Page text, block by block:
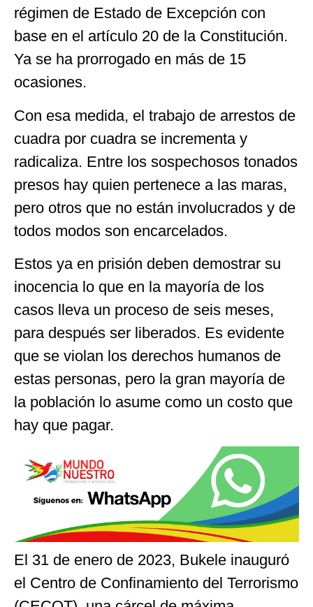
régimen de Estado de Excepción con
base en el artículo 20 de la Constitución.
Ya se ha prorrogado en más de 15
ocasiones.
Con esa medida, el trabajo de arrestos de
cuadra por cuadra se incrementa y
radicaliza. Entre los sospechosos tonados
presos hay quien pertenece a las maras,
pero otros que no están involucrados y de
todos modos son encarcelados.
Estos ya en prisión deben demostrar su
inocencia lo que en la mayoría de los
casos lleva un proceso de seis meses,
para después ser liberados. Es evidente
que se violan los derechos humanos de
estas personas, pero la gran mayoría de
la población lo asume como un costo que
hay que pagar.
El 31 de enero de 2023, Bukele inauguró
el Centro de Confinamiento del Terrorismo